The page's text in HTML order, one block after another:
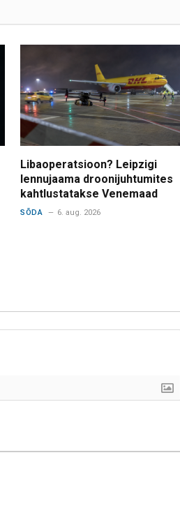
Libaoperatsioon? Leipzigi
lennujaama droonijuhtumites
kahtlustatakse Venemaad
SÕDA 6. aug. 2026